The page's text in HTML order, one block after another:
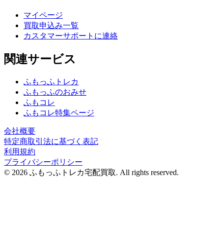
マイページ
買取申込み一覧
カスタマーサポートに連絡
関連サービス
ふもっふトレカ
ふもっふのおみせ
ふもコレ
ふもコレ特集ページ
会社概要
特定商取引法に基づく表記
利用規約
プライバシーポリシー
© 2026 ふもっふトレカ宅配買取. All rights reserved.